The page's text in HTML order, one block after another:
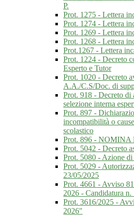
P.
Prot. 1275 - Lettera
Prot. 1274 - Lettera
Prot. 1269 - Lettera
Prot. 1268 - Lettera
Prot.1267 - Lettera
Prot. 1224 - Decreto
Esperto e Tutor
Prot. 1020 - Decreto
A.A./C.S/Doc. di
Prot. 918 - Decreto di
selezione interna
Prot. 897 -
incompatibilità o
scolastico
Prot. 896 - NOMINA
Prot. 5042 - Decreto
Prot. 5080 - Azione
Prot. 5029 -
23/05/2025
Prot. 4661 - Avviso
2026 - Candidatura n.
Prot. 3616/2025 -
2026"